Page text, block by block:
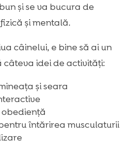
și se va bucura de
și mentală.
câinelui, e bine să ai un
câteva idei de activități:
și seara
întărirea musculaturii